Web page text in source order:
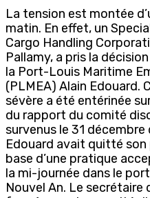
La tension est montée
matin. En effet, un
Cargo Handling
Pallamy, a pris la
la Port-Louis Maritime
(PLMEA) Alain Edouard.
sévère a été entérinée
du rapport du comité
survenus le 31 décembre
Edouard avait quitté
base d’une pratique
la mi-journée dans le
Nouvel An. Le